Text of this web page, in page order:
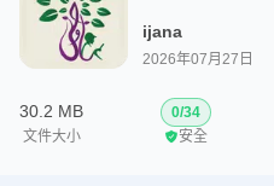
ijana
2026年07月27日
30.2 MB
文件大小
0/34
安全